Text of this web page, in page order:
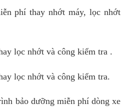
phí thay nhớt máy, lọc nhớt
lọc nhớt và công kiểm tra .
lọc nhớt và công kiểm tra.
bảo dưỡng miễn phí dòng xe